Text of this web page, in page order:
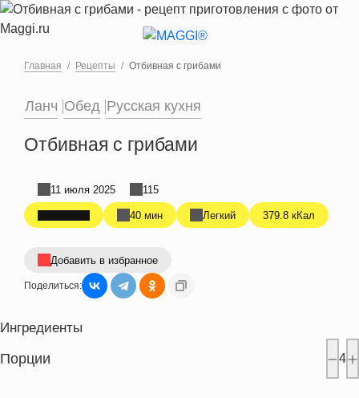
Перейти к основному содержанию
Главная Рецепты Отбивная с грибами
Ланч Обед Русская кухня
Отбивная с грибами
40 мин Легкий 379.8 кКал
11 июля 2025 115
Добавить в избранное
Поделиться:
Ингредиенты
Порции 4